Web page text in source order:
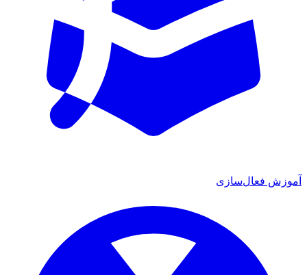
آموزش فعال‌سازی